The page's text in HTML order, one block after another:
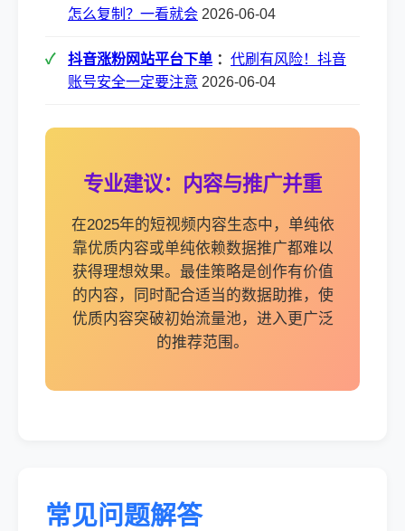
怎么复制？一看就会 2026-06-04
抖音涨粉网站平台下单 ： 代刷有风险！抖音
账号安全一定要注意 2026-06-04
专业建议：内容与推广并重
在2025年的短视频内容生态中，单纯依
靠优质内容或单纯依赖数据推广都难以
获得理想效果。最佳策略是创作有价值
的内容，同时配合适当的数据助推，使
优质内容突破初始流量池，进入更广泛
的推荐范围。
常见问题解答